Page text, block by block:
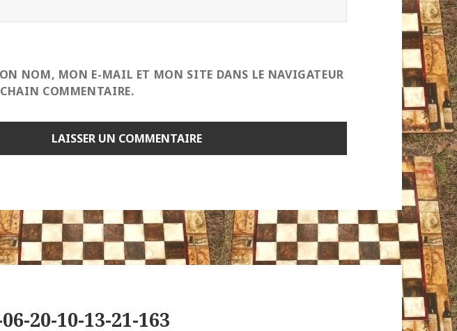
NOM, MON E-MAIL ET MON SITE DANS LE NAVIGATEUR
COMMENTAIRE.
20-10-13-21-163